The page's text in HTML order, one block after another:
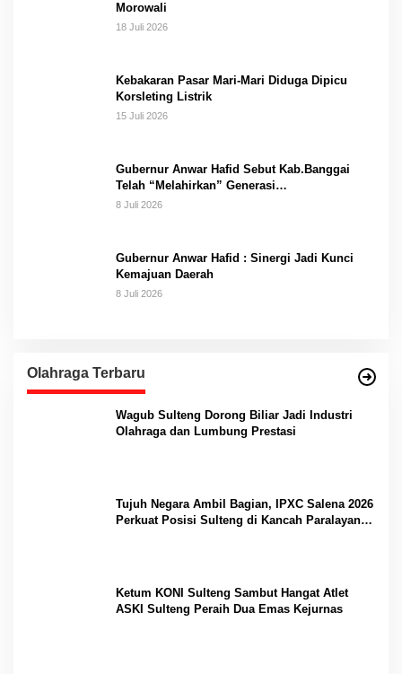
Morowali
18 Juli 2026
Kebakaran Pasar Mari-Mari Diduga Dipicu
Korsleting Listrik
15 Juli 2026
Gubernur Anwar Hafid Sebut Kab.Banggai
Telah “Melahirkan” Generasi…
8 Juli 2026
Gubernur Anwar Hafid : Sinergi Jadi Kunci
Kemajuan Daerah
8 Juli 2026
Olahraga Terbaru
Wagub Sulteng Dorong Biliar Jadi Industri
Olahraga dan Lumbung Prestasi
Tujuh Negara Ambil Bagian, IPXC Salena 2026
Perkuat Posisi Sulteng di Kancah Paralayang
Ketum KONI Sulteng Sambut Hangat Atlet
ASKI Sulteng Peraih Dua Emas Kejurnas